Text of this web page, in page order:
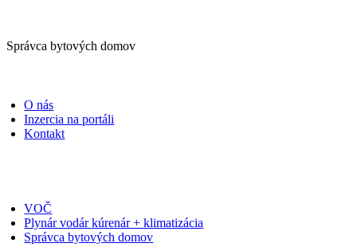
Správca bytových domov
O nás
Inzercia na portáli
Kontakt
VOČ
Plynár vodár kúrenár + klimatizácia
Správca bytových domov